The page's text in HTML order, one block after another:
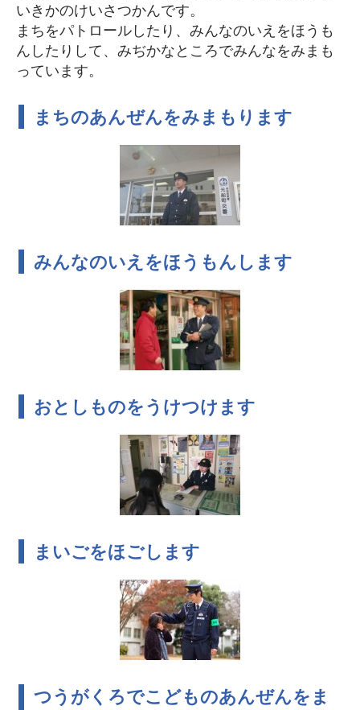
いきかのけいさつかんです。
まちをパトロールしたり、みんなのいえをほうも
んしたりして、みぢかなところでみんなをみまも
っています。
まちのあんぜんをみまもります
みんなのいえをほうもんします
おとしものをうけつけます
まいごをほごします
つうがくろでこどものあんぜんをま